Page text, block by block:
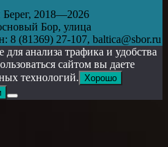
2018—2026
Бор, улица
8 (81369) 27-107, baltica@sbor.ru
анализа трафика и удобства
сайтом вы даете
технологий. Хорошо